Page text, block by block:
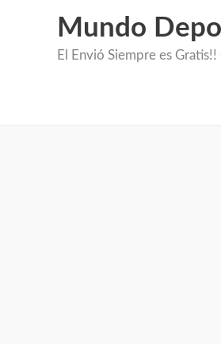
Mundo
El Envió Siempre es